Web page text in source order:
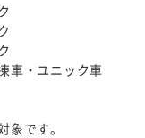
車・ユニック車
象です。